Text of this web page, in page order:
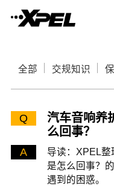
全部 交规知识
Q
汽车音响养
么回事？
A
导读：XPEL
是怎么回事？
遇到的困惑。